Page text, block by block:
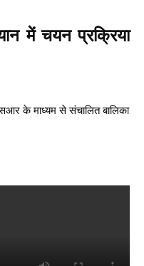
में चयन प्रक्रिया
के माध्यम से संचालित बालिका